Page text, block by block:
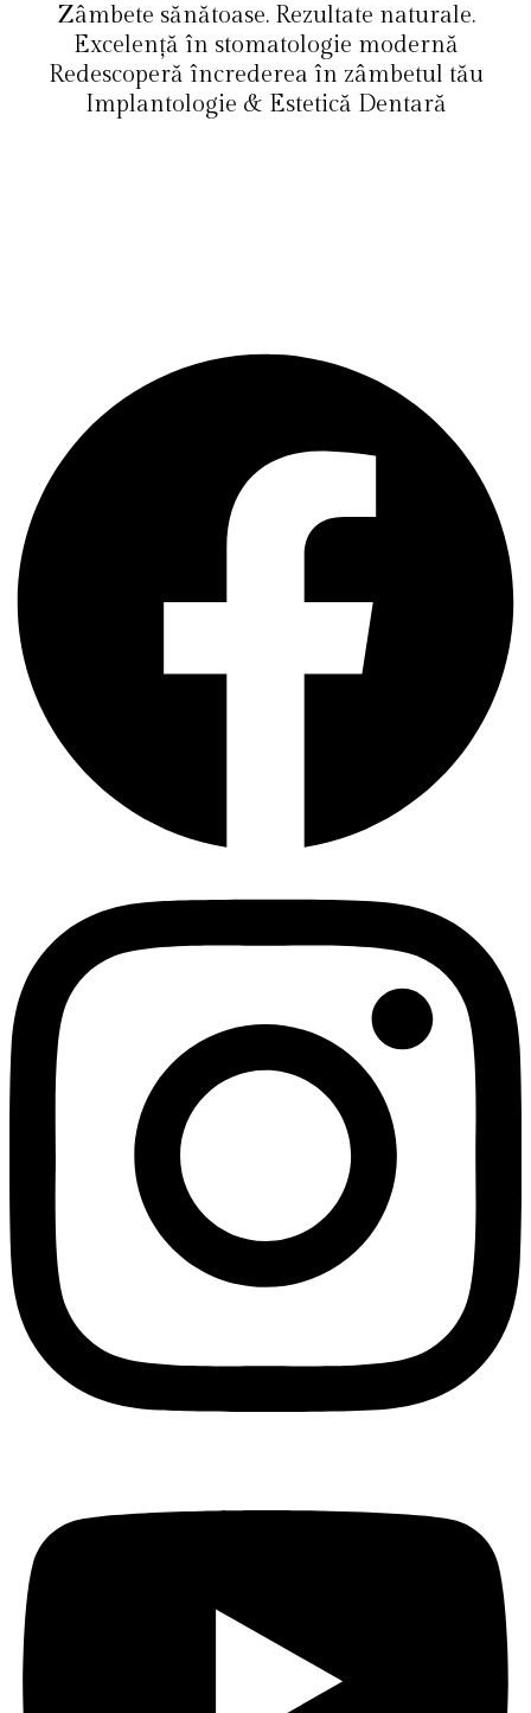
Zâmbete sănătoase. Rezultate naturale.
Excelență în stomatologie modernă
Redescoperă încrederea în zâmbetul tău
Implantologie & Estetică Dentară